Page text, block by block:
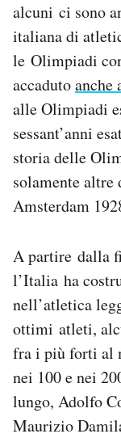
Regala il Post
Hai bisogno
alcuni ci sono
italiana di
le Olimpiadi
accadutoanche
alle Olimpiadi
sessant’anni
storia delle
solamente altre
Amsterdam
A partire dalla
l’Italia ha
nell’atletica
ottimi atleti,
fra i più forti al
nei 100 e nei
lungo, Adolfo
Maurizio